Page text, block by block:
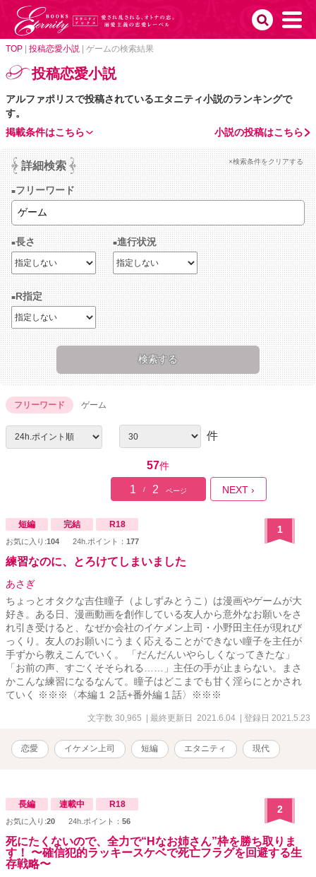
TOP 投稿恋愛小説 ゲームの検索結果
投稿恋愛小説
アルファポリスで投稿されているエタニティ小説のランキングで
す。
小説の投稿はこちら
掲載条件はこちら
詳細検索 ×検索条件をクリアする
フリーワード
長さ 進行状況
R指定
フリーワード ゲーム
件
57件
1 / 2 ページ NEXT ›
短編 完結 R18
お気に入り:104 24h.ポイント： 177
1
練習なのに、とろけてしまいました
あさぎ
ちょっとオタクな吉住瞳子（よしずみとうこ）は漫画やゲームが大
好き。ある日、漫画動画を創作している友人から意外なお願いをさ
れ引き受けると、なぜか会社のイケメン上司・小野田主任が現れび
っくり。友人のお願いにうまく応えることができない瞳子を主任が
手ずから教えこんでいく。 「だんだんいやらしくなってきたな」
「お前の声、すごくそそられる……」主任の手が止まらない。まさ
かこんな練習になるなんて。瞳子はどこまでも甘く淫らにとかされ
ていく ※※※〈本編１２話+番外編１話〉※※※
文字数 30,965 | 最終更新日 2021.6.04 | 登録日 2021.5.23
恋愛 イケメン上司 短編 エタニティ 現代
長編 連載中 R18
お気に入り:20 24h.ポイント： 56
2
死にたくないので、全力で“Hなお姉さん”枠を勝ち取りま
す！ 〜確信犯的ラッキースケベで死亡フラグを回避する生
存戦略〜